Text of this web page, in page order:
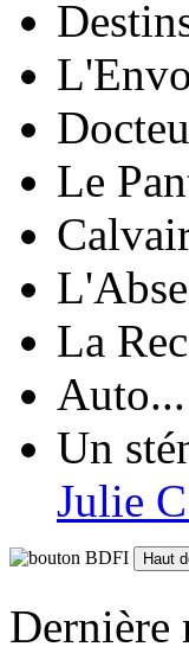
Le
La
Un
Julie
Dernière